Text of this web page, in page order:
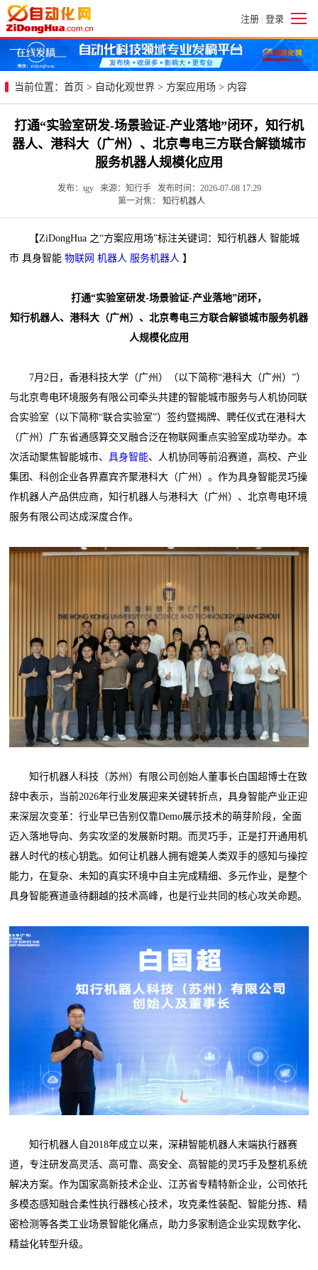
注册 | 登录
当前位置： 首页 > 自动化观世界 > 方案应用场 > 内容
打通“实验室研发-场景验证-产业落地”闭环，知行机
器人、港科大（广州）、北京粤电三方联合解锁城市
服务机器人规模化应用
发布：tgy 来源：知行手 发布时间：2026-07-08 17:29
第一对焦： 知行机器人
【ZiDongHua 之“方案应用场”标注关键词：知行机器人 智能城
市 具身智能物联网 机器人 服务机器人 】
打通“实验室研发-场景验证-产业落地”闭环，
知行机器人、港科大（广州）、北京粤电三方联合解锁城市服务机器
人规模化应用
7月2日，香港科技大学（广州）（以下简称“港科大（广州）”）
与北京粤电环境服务有限公司牵头共建的智能城市服务与人机协同联
合实验室（以下简称“联合实验室”）签约暨揭牌、聘任仪式在港科大
（广州）广东省通感算交叉融合泛在物联网重点实验室成功举办。本
次活动聚焦智能城市、具身智能、人机协同等前沿赛道，高校、产业
集团、科创企业各界嘉宾齐聚港科大（广州）。作为具身智能灵巧操
作机器人产品供应商，知行机器人与港科大（广州）、北京粤电环境
服务有限公司达成深度合作。
知行机器人科技（苏州）有限公司创始人董事长白国超博士在致
辞中表示，当前2026年行业发展迎来关键转折点，具身智能产业正迎
来深层次变革：行业早已告别仅靠Demo展示技术的萌芽阶段，全面
迈入落地导向、务实攻坚的发展新时期。而灵巧手，正是打开通用机
器人时代的核心钥匙。如何让机器人拥有媲美人类双手的感知与操控
能力，在复杂、未知的真实环境中自主完成精细、多元作业，是整个
具身智能赛道亟待翻越的技术高峰，也是行业共同的核心攻关命题。
知行机器人自2018年成立以来，深耕智能机器人末端执行器赛
道，专注研发高灵活、高可靠、高安全、高智能的灵巧手及整机系统
解决方案。作为国家高新技术企业、江苏省专精特新企业，公司依托
多模态感知融合柔性执行器核心技术，攻克柔性装配、智能分拣、精
密检测等各类工业场景智能化痛点，助力多家制造企业实现数字化、
精益化转型升级。